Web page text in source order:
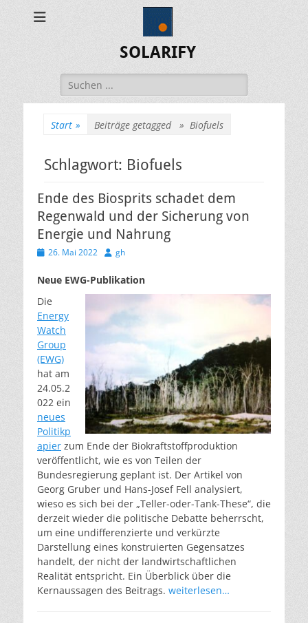
SOLARIFY
Suchen
nach:
Start » Beiträge getagged » Biofuels
Schlagwort: Biofuels
Ende des Biosprits schadet dem
Regenwald und der Sicherung von
Energie und Nahrung
Veröffentlicht
26. Mai 2022 Autor
gh
Neue EWG-Publikation
Die
Energy
Watch
Group
(EWG)
hat am
24.05.2
022 ein
neues
Politikp
apier zum Ende der Biokraftstoffproduktion
veröffentlicht, wie es von Teilen der
Bundesregierung geplant ist. Der Artikel von
Georg Gruber und Hans-Josef Fell analysiert,
wieso es sich bei der „Teller-oder-Tank-These“, die
derzeit wieder die politische Debatte beherrscht,
um eine undifferenzierte und verkürzte
Darstellung eines konstruierten Gegensatzes
handelt, der nicht der landwirtschaftlichen
Realität entspricht. Ein Überblick über die
Kernaussagen des Beitrags. weiterlesen…